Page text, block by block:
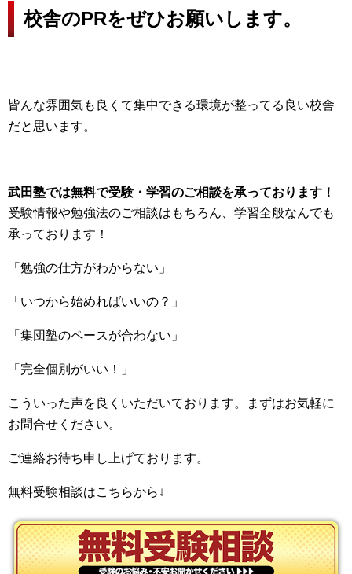
校舎のPRをぜひお願いします。
皆んな雰囲気も良くて集中できる環境が整ってる良い校舎
だと思います。
武田塾では無料で受験・学習のご相談を承っております！
受験情報や勉強法のご相談はもちろん、学習全般なんでも
承っております！
「勉強の仕方がわからない」
「いつから始めればいいの？」
「集団塾のペースが合わない」
「完全個別がいい！」
こういった声を良くいただいております。まずはお気軽に
お問合せください。
ご連絡お待ち申し上げております。
無料受験相談はこちらから↓